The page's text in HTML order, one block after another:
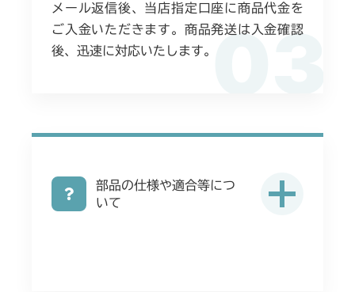
03
メール返信後、当店指定口座に商品代金を
ご入金いただきます。商品発送は入金確認
後、迅速に対応いたします。
部品の仕様や適合等につ
いて